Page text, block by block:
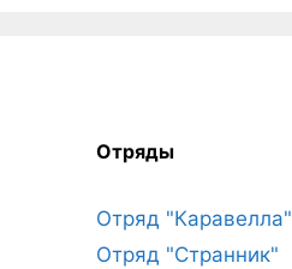
Отряды
Отряд "Каравелла"
Отряд "Странник"